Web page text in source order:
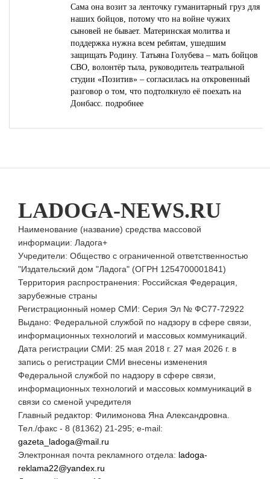
Сама она возит за ленточку гуманитарный груз для
наших бойцов, потому что на войне чужих
сыновей не бывает. Материнская молитва и
поддержка нужна всем ребятам, ушедшим
защищать Родину. Татьяна Голубева – мать бойцов
СВО, волонтёр тыла, руководитель театральной
студии «Позитив» – согласилась на откровенный
разговор о том, что подтолкнуло её поехать на
Донбасс. подробнее
LADOGA-NEWS.RU
Наименование (название) средства массовой
информации: Ладога+
Учредители: Общество с ограниченной ответственностью
"Издательский дом "Ладога" (ОГРН 1254700001841)
Территория распространения: Российская Федерация,
зарубежные страны
Регистрационный номер СМИ: Серия Эл № ФС77-72922
Выдано: Федеральной службой по надзору в сфере связи,
информационных технологий и массовых коммуникаций.
Дата регистрации СМИ: 25 мая 2018 г. 27 мая 2026 г. в
запись о регистрации СМИ внесены изменения
Федеральной службой по надзору в сфере связи,
информационных технологий и массовых коммуникаций в
связи со сменой учредителя
Главный редактор: Филимонова Яна Александровна.
Тел./факс - 8 (81362) 21-295; e-mail:
gazeta_ladoga@mail.ru
Электронная почта рекламного отдела: ladoga-
reklama22@yandex.ru